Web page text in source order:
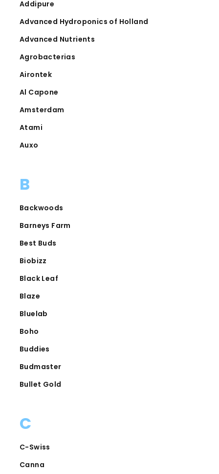
Addipure
Advanced Hydroponics of Holland
Advanced Nutrients
Agrobacterias
Airontek
Al Capone
Amsterdam
Atami
Auxo
B
Backwoods
Barneys Farm
Best Buds
Biobizz
Black Leaf
Blaze
Bluelab
Boho
Buddies
Budmaster
Bullet Gold
C
C-Swiss
Canna